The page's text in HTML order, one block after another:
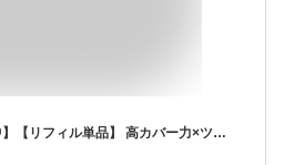
【200円オフクーポン配布中】【リフィル単品】 高カバー力×ツヤ美肌 Aluce luce Plus アルーチェルーチェプラスクッションファンデーション / レフィル 詰め替え シミ 年齢肌 ツヤ肌 汗に強い 若見え 人気 ハイカバー シミ隠し 30代 40代 50代 60代 spf50